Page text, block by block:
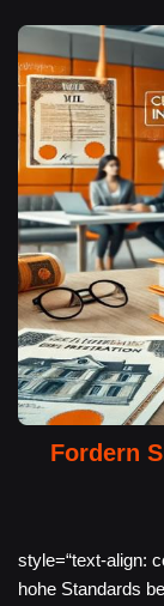
Fordern
style=“text-align:
hohe Standards